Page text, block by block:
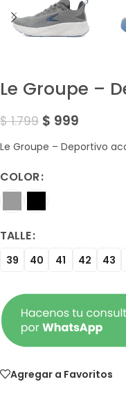
Le Groupe –
$1.799 $ 999
Le Groupe – Deportivo
COLOR
TALLE
39 40 41 42 43
Agregar a Favoritos